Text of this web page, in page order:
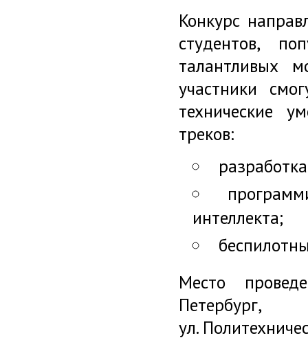
Конкурс
студентов,
талантливых
участники
технические
треков:
интеллекта;
Место
Петербург,
ул.